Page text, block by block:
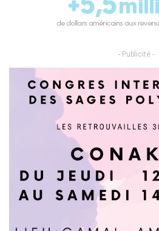
- Publicité -